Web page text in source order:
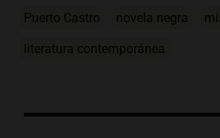
Puerto Castro novela negra
literatura contemporánea